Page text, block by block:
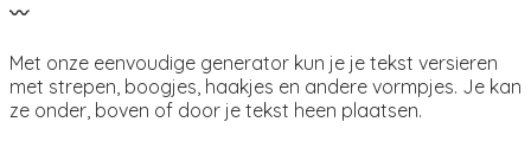
〰️
Met onze eenvoudige generator kun je je tekst versieren
met strepen, boogjes, haakjes en andere vormpjes. Je kan
ze onder, boven of door je tekst heen plaatsen.